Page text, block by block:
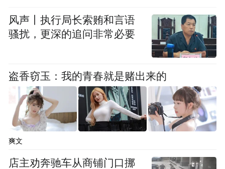
风声丨执行局长索贿和言语
骚扰，更深的追问非常必要
盗香窃玉：我的青春就是赌出来的
爽文
店主劝奔驰车从商铺门口挪